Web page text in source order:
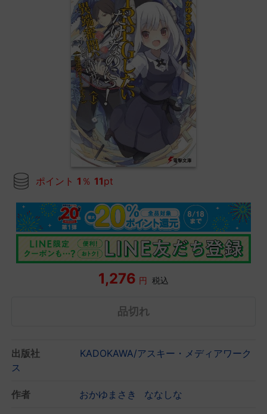
ポイント 1 ％ 11pt
1,276 円 税込
品切れ
出版社
KADOKAWA/アスキー・メディアワーク
ス
作者 おかゆまさき ななしな